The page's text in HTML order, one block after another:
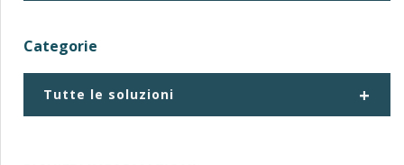
Categorie
+
Tutte le soluzioni